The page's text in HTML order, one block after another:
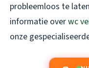
probleemloos te
informatie overwc
onze